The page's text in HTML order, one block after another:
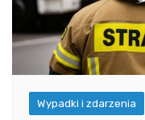
Wypadki i zdarzenia